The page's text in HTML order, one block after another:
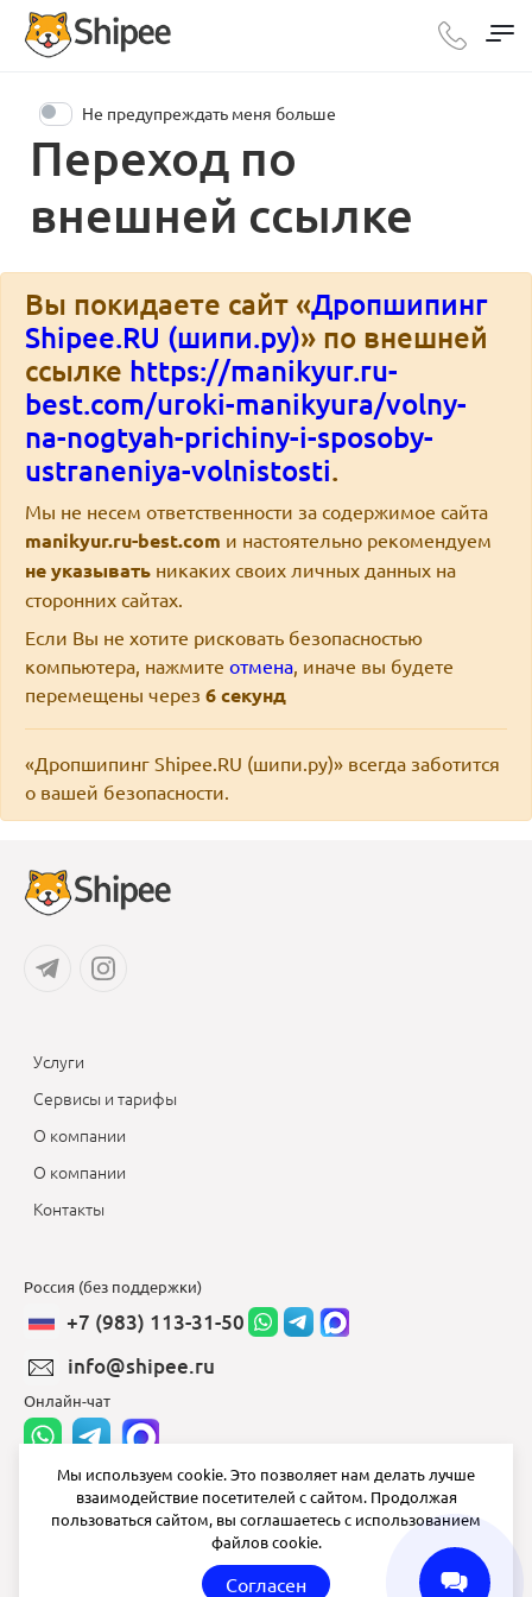
Переход по
внешней ссылке
Не предупреждать меня больше
Вы покидаете сайт «Дропшипинг
Shipee.RU (шипи.ру)» по внешней
ссылке https://manikyur.ru-
best.com/uroki-manikyura/volny-
na-nogtyah-prichiny-i-sposoby-
ustraneniya-volnistosti.
Мы не несем ответственности за содержимое сайта
manikyur.ru-best.com и настоятельно рекомендуем
не указывать никаких своих личных данных на
сторонних сайтах.
Если Вы не хотите рисковать безопасностью
компьютера, нажмите отмена, иначе вы будете
перемещены через 6секунд
«Дропшипинг Shipee.RU (шипи.ру)» всегда заботится
о вашей безопасности.
Услуги
Сервисы и тарифы
О компании
О компании
Контакты
Россия (без поддержки)
+7 (983) 113-31-50
info@shipee.ru
Онлайн-чат
info@shipee.ru
Мы используем cookie. Это позволяет нам делать лучше
взаимодействие посетителей с сайтом. Продолжая
пользоваться сайтом, вы соглашаетесь с использованием
файлов cookie.
Согласен